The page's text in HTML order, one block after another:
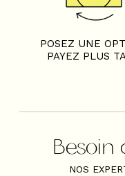
POSEZ UNE
PAYEZ PLUS
NOS